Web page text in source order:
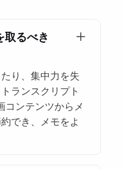
取るべき
り、集中力を失
ランスクリプト
コンテンツからメ
でき、メモをよ